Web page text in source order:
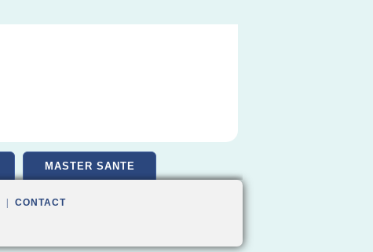
MASTER SANTE
CONTACT